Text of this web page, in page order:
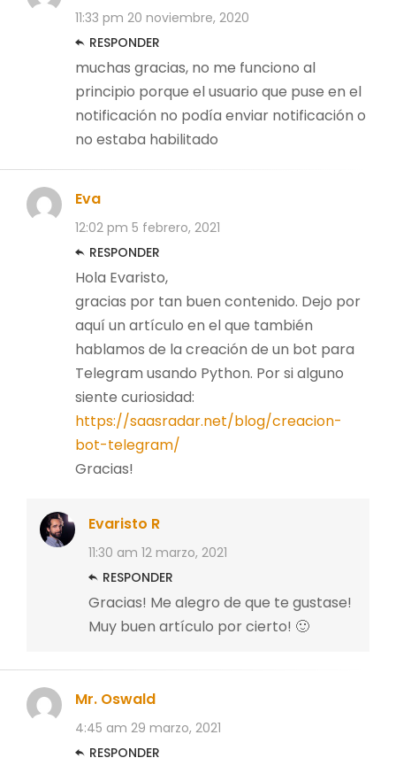
11:33 pm 20 noviembre, 2020
RESPONDER
muchas gracias, no me funciono al
principio porque el usuario que puse en el
notificación no podía enviar notificación o
no estaba habilitado
Eva
12:02 pm 5 febrero, 2021
RESPONDER
Hola Evaristo,
gracias por tan buen contenido. Dejo por
aquí un artículo en el que también
hablamos de la creación de un bot para
Telegram usando Python. Por si alguno
siente curiosidad:
https://saasradar.net/blog/creacion-
bot-telegram/
Gracias!
Evaristo R
11:30 am 12 marzo, 2021
RESPONDER
Gracias! Me alegro de que te gustase!
Muy buen artículo por cierto! 🙂
Mr. Oswald
4:45 am 29 marzo, 2021
RESPONDER